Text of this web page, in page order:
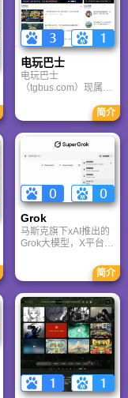
电玩巴士
电玩巴士
（tgbus.com）现属于
注于解决游戏用户需
求的综合性游戏门户
网站，电玩巴士是一
个全面的综合性游戏
门户，专注于为全球
玩家提供主机、PC及
移动端游戏的全方位
资讯。
简介
Grok
马斯克旗下xAI推出的
Grok大模型，X平台实
体协作的核心优势。
针对其中文能力、隐
私安全及幻觉问题等
高频疑问进行客观解
答，提供AI选型参
考。
简介